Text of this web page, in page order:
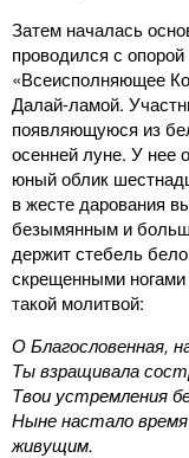
Затем началась
проводился с
«Всеисполняющее
Далай-ламой.
появляющуюся из
осенней луне. У нее
юный облик
в жесте дарования
безымянным и
держит стебель
скрещенными
такой молитвой:
О Благословенная,
Ты взращивала
Твои устремления
Ныне настало
живущим.